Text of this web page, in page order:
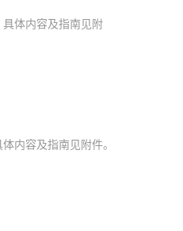
体内容及指南见附
内容及指南见附件。